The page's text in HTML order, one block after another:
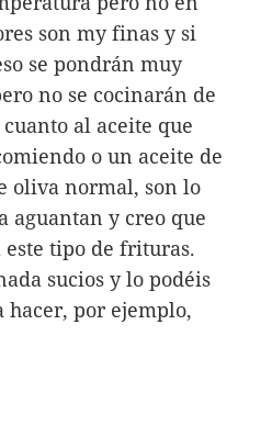
son my finas y si
se pondrán muy
no se cocinarán de
al aceite que
o un aceite de
oliva normal, son lo
aguantan y creo que
tipo de frituras.
sucios y lo podéis
por ejemplo,